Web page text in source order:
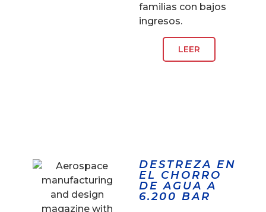
familias con bajos
ingresos.
LEER
DESTREZA EN
EL CHORRO
DE AGUA A
6.200 BAR